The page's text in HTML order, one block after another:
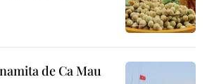
de Ca Mau